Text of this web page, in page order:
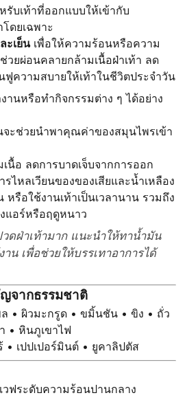
บเท้าที่ออกแบบให้เข้ากับ
ดยเฉพาะ
ะเย็นเพื่อให้ความร้อนหรือความ
วยผ่อนคลายกล้ามเนื้อฝ่าเท้า ลด
ฟูความสบายให้เท้าในชีวิตประจำวัน
นหรือทำกิจกรรมต่าง ๆ ได้อย่าง
จะช่วยนำพาคุณค่าของสมุนไพรเข้า
นื้อ ลดการบาดเจ็บจากการออก
ไหลเวียนของของเสียและน้ำเหลือง
หรือใช้งานเท้าเป็นเวลานาน รวมถึง
แอร์หรือฤดูหนาว
ดฝ่าเท้ามาก แนะนำให้ทาน้ำมัน
น เพื่อช่วยให้บรรเทาอาการได้
จากธรรมชาติ
• ผิวมะกรูด • ขมิ้นชัน • ขิง • ถั่ว
• หินภูเขาไฟ
• เปปเปอร์มินต์ • ยูคาลิปตัส
วฟระดับความร้อนปานกลาง